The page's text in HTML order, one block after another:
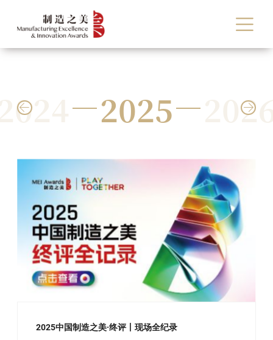
2025
 
2025中国制造之美·终评丨现场全纪录